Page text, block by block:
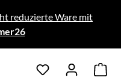
reduzierte Ware mit